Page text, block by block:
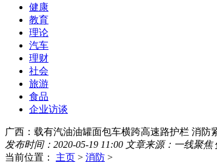
健康
教育
理论
汽车
理财
社会
旅游
食品
企业访谈
广西：载有汽油油罐面包车横跨高速路护栏 消防
发布时间：2020-05-19 11:00 文章来源：一线聚焦
当前位置： 主页 > 消防 >